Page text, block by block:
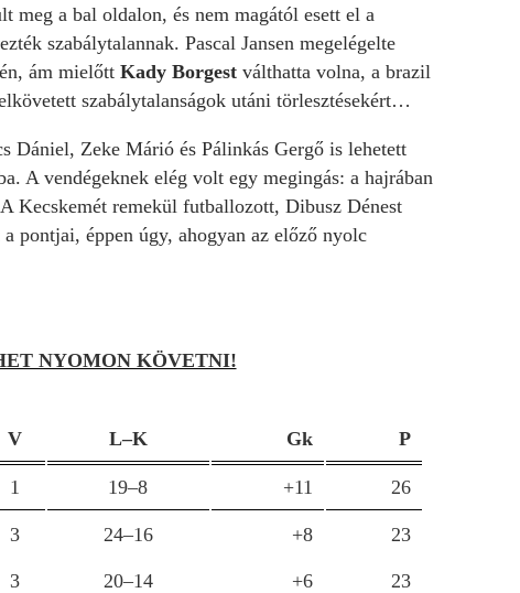
a bal oldalon, és nem magától esett el a
szabálytalannak. Pascal Jansen megelégelte
ám mielőtt Kady Borgestválthatta volna, a brazil
szabálytalanságok utáni törlesztésekért…
Dániel, Zeke Márió és Pálinkás Gergő is lehetett
A vendégeknek elég volt egy megingás: a hajrában
Kecskemét remekül futballozott, Dibusz Dénest
pontjai, éppen úgy, ahogyan az előző nyolc
NYOMON KÖVETNI!
V L–K Gk P
1 19–8 +11 26
3 24–16 +8 23
3 20–14 +6 23